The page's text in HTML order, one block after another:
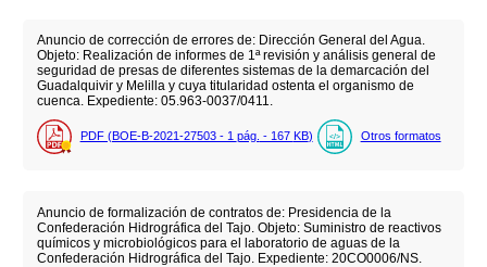
Anuncio de corrección de errores de: Dirección General del Agua.
Objeto: Realización de informes de 1ª revisión y análisis general de
seguridad de presas de diferentes sistemas de la demarcación del
Guadalquivir y Melilla y cuya titularidad ostenta el organismo de
cuenca. Expediente: 05.963-0037/0411.
PDF (BOE-B-2021-27503 - 1 pág. - 167 KB) Otros formatos
Anuncio de formalización de contratos de: Presidencia de la
Confederación Hidrográfica del Tajo. Objeto: Suministro de reactivos
químicos y microbiológicos para el laboratorio de aguas de la
Confederación Hidrográfica del Tajo. Expediente: 20CO0006/NS.